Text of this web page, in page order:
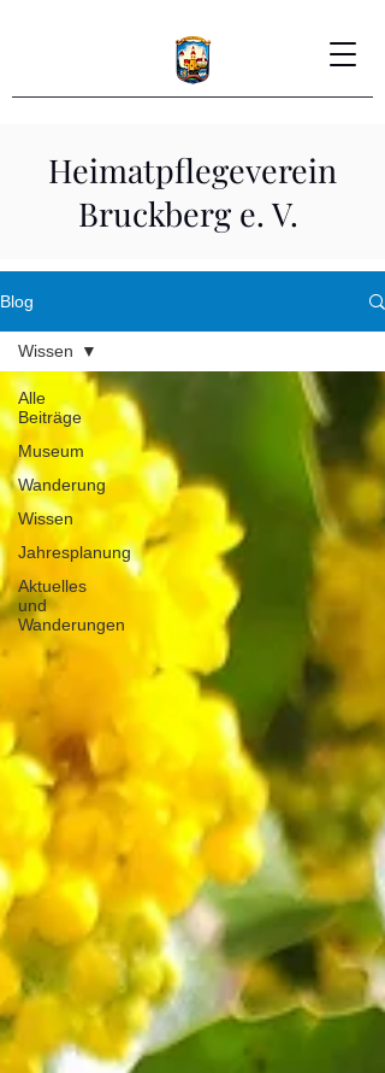
Heimatpflegeverein
Bruckberg e. V.
Blog
Alle
Beiträge
Museum
Wanderung
Wissen
Jahresplanung
Aktuelles
und
Wanderungen
Wissen